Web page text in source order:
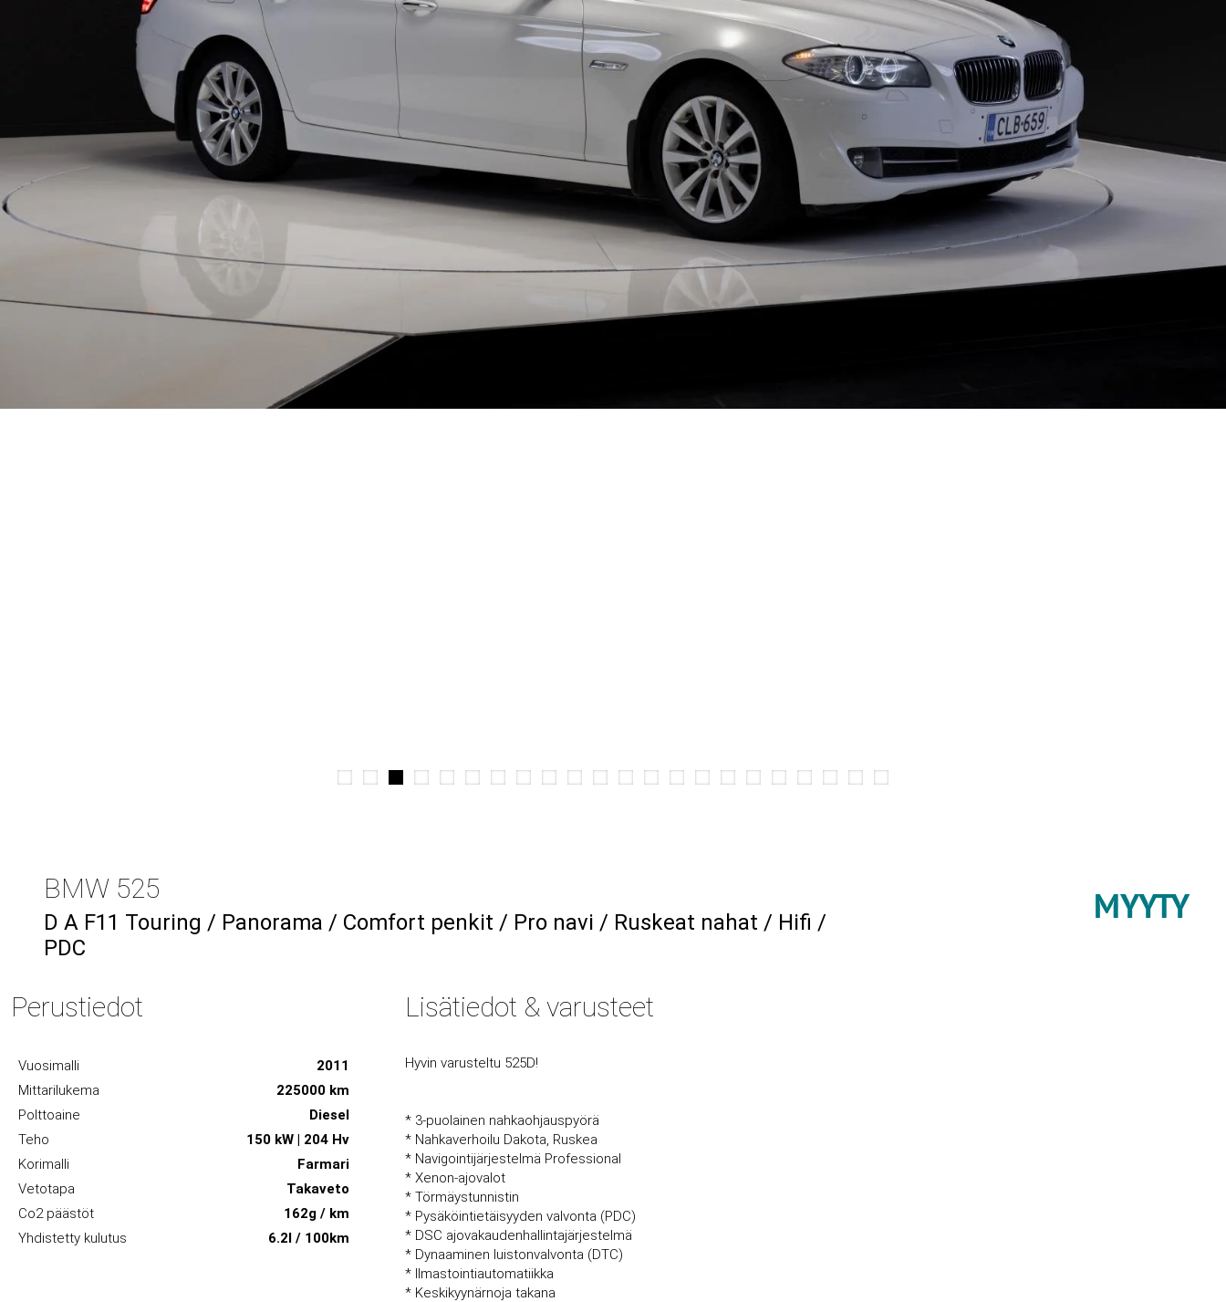
BMW 525
D A F11 Touring / Panorama / Comfort penkit / Pro navi / Ruskeat nahat / Hifi /
PDC
MYYTY
Perustiedot
Vuosimalli
2011
Mittarilukema
225000 km
Polttoaine
Diesel
Teho
150 kW | 204 Hv
Korimalli
Farmari
Vetotapa
Takaveto
Co2 päästöt
162g / km
Yhdistetty kulutus
6.2l / 100km
Lisätiedot & varusteet
Hyvin varusteltu 525D!
* 3-puolainen nahkaohjauspyörä
* Nahkaverhoilu Dakota, Ruskea
* Navigointijärjestelmä Professional
* Xenon-ajovalot
* Törmäystunnistin
* Pysäköintietäisyyden valvonta (PDC)
* DSC ajovakaudenhallintajärjestelmä
* Dynaaminen luistonvalvonta (DTC)
* Ilmastointiautomatiikka
* Keskikyynärnoja takana